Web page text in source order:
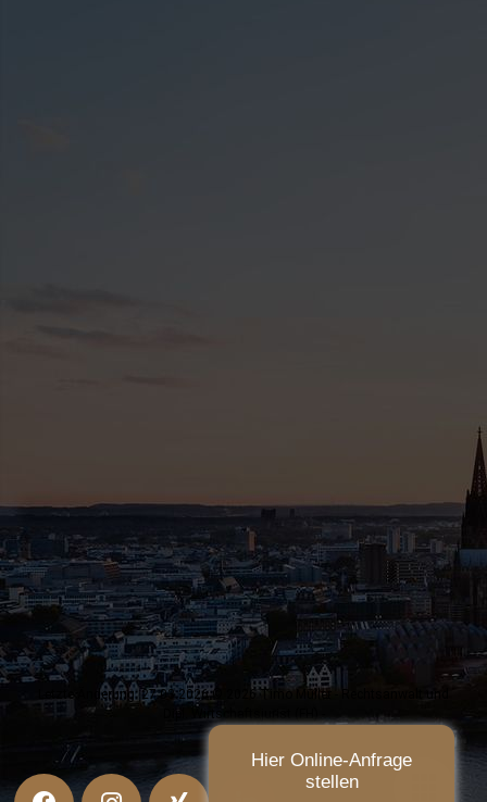
Letzte Änderung: 27.03.2026 © 2026 Timo Müller - Rechtsanwalt und
Dipl. Wirtschaftsjurist (FH) -